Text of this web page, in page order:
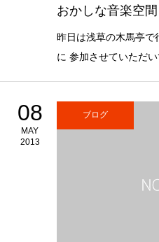
おかしな音楽空
昨日は浅草の木馬亭で
に 参加させていただ
08
MAY
2013
ブログ